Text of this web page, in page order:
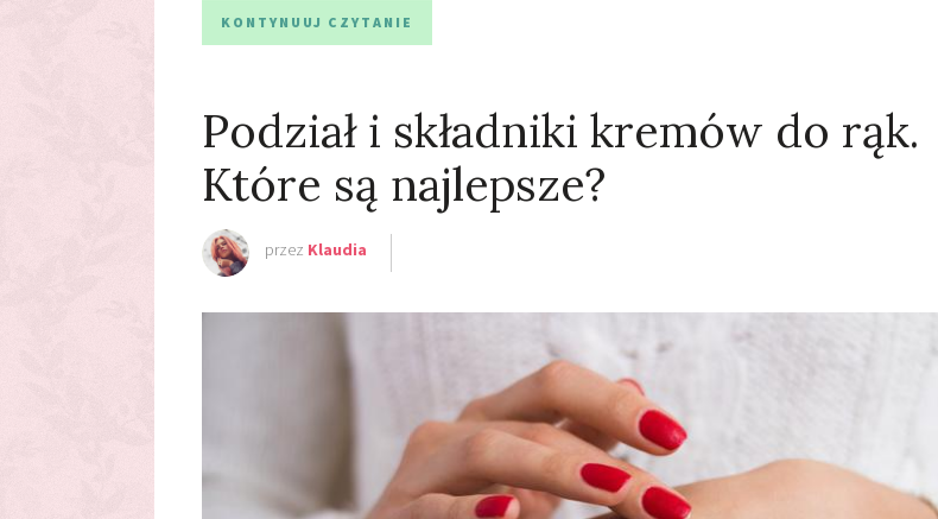
KONTYNUUJ CZYTANIE
Podział i składniki kremów do rąk.
Które są najlepsze?
przez Klaudia